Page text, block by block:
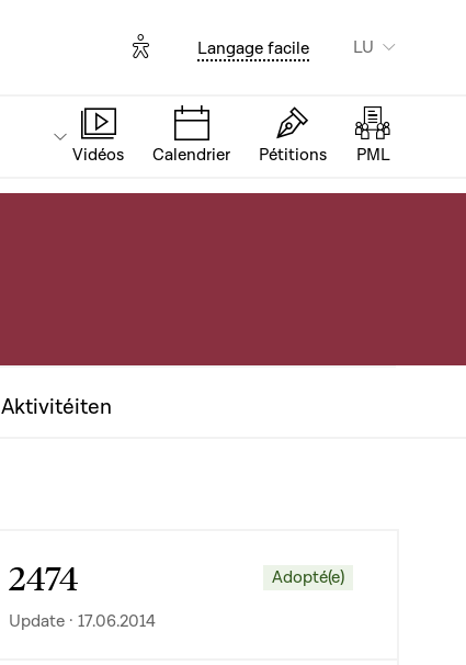
Options d'accessibilité
Langage facile LU
Vidéos Calendrier Pétitions PML
Aktivitéiten
2474 Adopté(e)
Update · 17.06.2014